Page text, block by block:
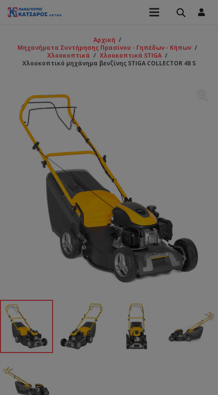
Αρχική /
Μηχανήματα Συντήρησης Πρασίνου - Γηπέδων - Κήπων /
Χλοοκοπτικά / Χλοοκοπτικά STIGA /
Χλοοκοπτικό μηχάνημα βενζίνης STIGA COLLECTOR 48 S